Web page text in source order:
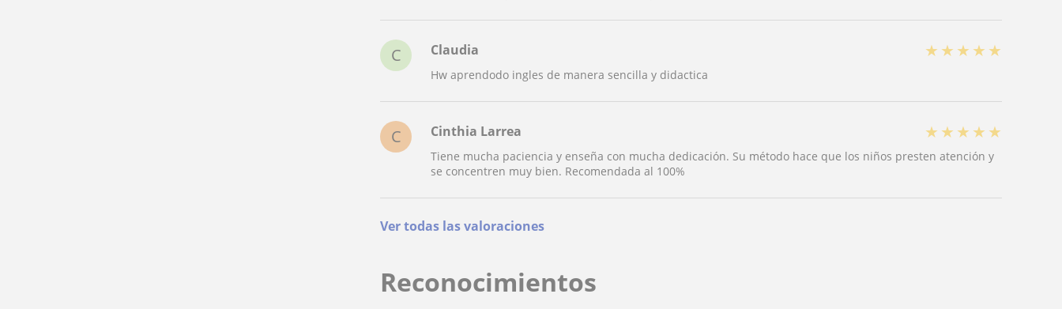
C Claudia ★ ★ ★ ★ ★
Hw aprendodo ingles de manera sencilla y didactica
C Cinthia Larrea ★ ★ ★ ★ ★
Tiene mucha paciencia y enseña con mucha dedicación. Su método hace que los niños presten atención y
se concentren muy bien. Recomendada al 100%
Ver todas las valoraciones
Reconocimientos